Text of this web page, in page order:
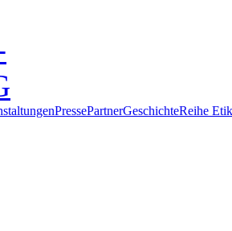
PressePartnerGeschichteReihe